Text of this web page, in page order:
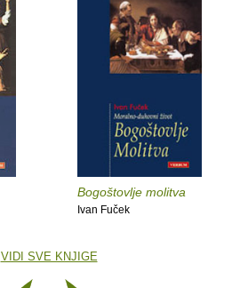
Bogoštovlje molitva
Ivan Fuček
VIDI SVE KNJIGE